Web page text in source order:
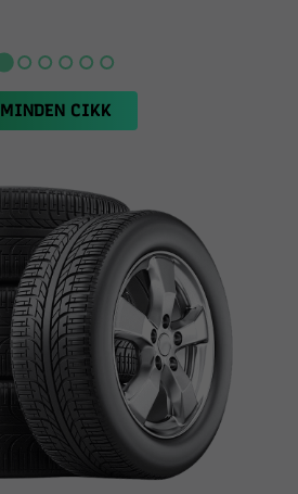
MINDEN CIKK